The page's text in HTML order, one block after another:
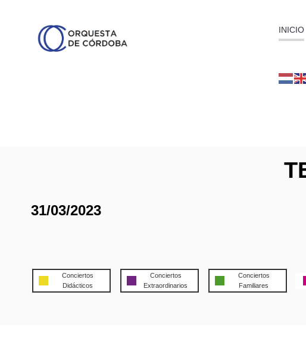
INICIO
31/03/2023
Conciertos
Didácticos
Conciertos
Extraordinarios
Conciertos
Familiares